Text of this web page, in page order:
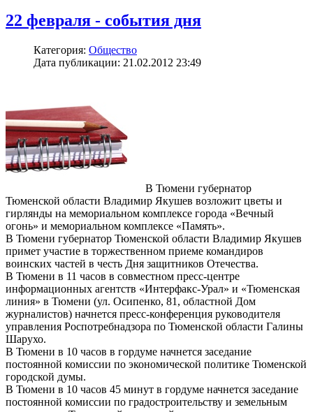
22 февраля - события дня
Категория: Общество
Дата публикации: 21.02.2012 23:49
В Тюмени губернатор
Тюменской области Владимир Якушев возложит цветы и
гирлянды на мемориальном комплексе города «Вечный
огонь» и мемориальном комплексе «Память».
В Тюмени губернатор Тюменской области Владимир Якушев
примет участие в торжественном приеме командиров
воинских частей в честь Дня защитников Отечества.
В Тюмени в 11 часов в совместном пресс-центре
информационных агентств «Интерфакс-Урал» и «Тюменская
линия» в Тюмени (ул. Осипенко, 81, областной Дом
журналистов) начнется пресс-конференция руководителя
управления Роспотребнадзора по Тюменской области Галины
Шарухо.
В Тюмени в 10 часов в гордуме начнется заседание
постоянной комиссии по экономической политике Тюменской
городской думы.
В Тюмени в 10 часов 45 минут в гордуме начнется заседание
постоянной комиссии по градостроительству и земельным